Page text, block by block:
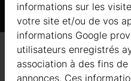
Qualité /
informations sur les
votre site et/ou de vos
informations Google
utilisateurs enregistrés
association à des fins
annonces. Ces